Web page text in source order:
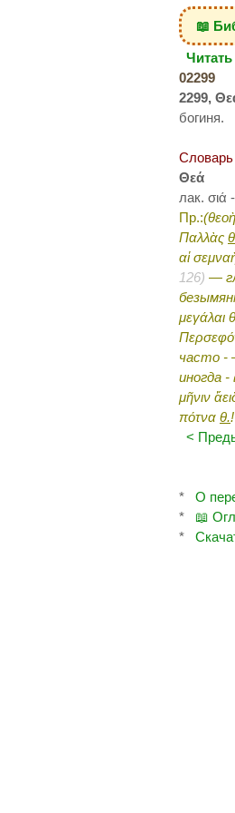
📖
02299
2299,
богиня.
Словарь
Θεά
лак. σιά
Пр.:
Παλλὰς
αἱ
126) —
μεγάλαι
часто -
иногда
μῆνιν
πότνα θ.
<
*
О
*
📖
*